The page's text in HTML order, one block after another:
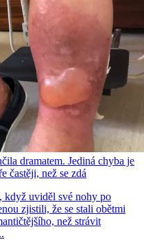
dramatem. Jediná chyba je
častěji, než se zdá
když uviděl své nohy po
zjistili, že se stali obětmi
než strávit